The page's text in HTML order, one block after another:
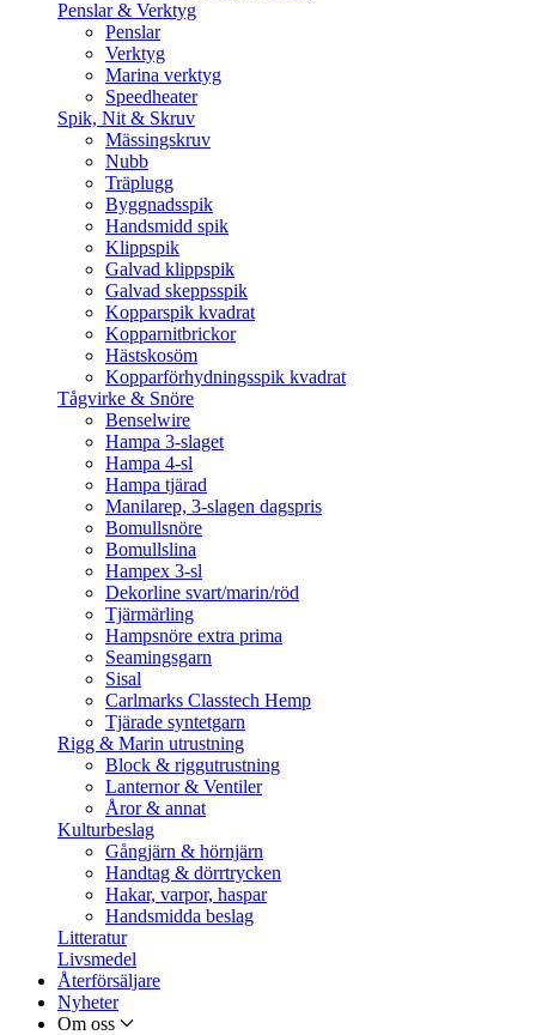
Penslar & Verktyg
Penslar
Verktyg
Marina verktyg
Speedheater
Spik, Nit & Skruv
Mässingskruv
Nubb
Träplugg
Byggnadsspik
Handsmidd spik
Klippspik
Galvad klippspik
Galvad skeppsspik
Kopparspik kvadrat
Kopparnitbrickor
Hästskosöm
Kopparförhydningsspik kvadrat
Tågvirke & Snöre
Benselwire
Hampa 3-slaget
Hampa 4-sl
Hampa tjärad
Manilarep, 3-slagen dagspris
Bomullsnöre
Bomullslina
Hampex 3-sl
Dekorline svart/marin/röd
Tjärmärling
Hampsnöre extra prima
Seamingsgarn
Sisal
Carlmarks Classtech Hemp
Tjärade syntetgarn
Rigg & Marin utrustning
Block & riggutrustning
Lanternor & Ventiler
Åror & annat
Kulturbeslag
Gångjärn & hörnjärn
Handtag & dörrtrycken
Hakar, varpor, haspar
Handsmidda beslag
Litteratur
Livsmedel
Återförsäljare
Nyheter
Om oss